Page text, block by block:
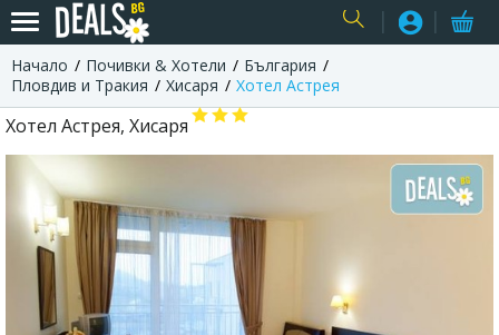
Начало Почивки & Хотели
България
Пловдив и Тракия
Хисаря Хотел Астрея
Хотел Астрея, Хисаря